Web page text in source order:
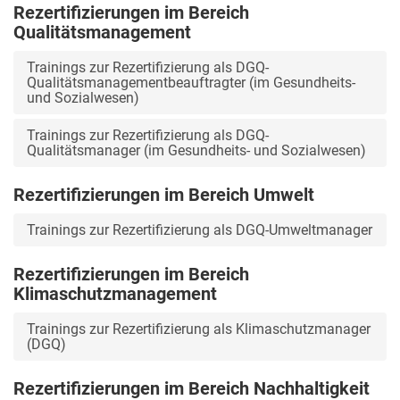
Rezertifizierungen im Bereich
Qualitätsmanagement
Trainings zur Rezertifizierung als DGQ-
Qualitätsmanagementbeauftragter (im Gesundheits-
und Sozialwesen)
Trainings zur Rezertifizierung als DGQ-
Qualitätsmanager (im Gesundheits- und Sozialwesen)
Rezertifizierungen im Bereich Umwelt
Trainings zur Rezertifizierung als DGQ-Umweltmanager
Rezertifizierungen im Bereich
Klimaschutzmanagement
Trainings zur Rezertifizierung als Klimaschutzmanager
(DGQ)
Rezertifizierungen im Bereich Nachhaltigkeit